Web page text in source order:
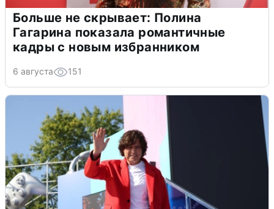
Больше не скрывает: Полина
Гагарина показала романтичные
кадры с новым избранником
6 августа 151